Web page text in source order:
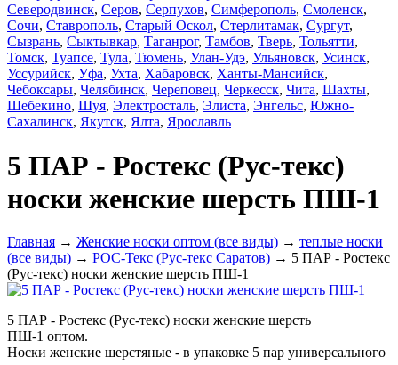
Северодвинск, Серов, Серпухов, Симферополь, Смоленск,
Сочи, Ставрополь, Старый Оскол, Стерлитамак, Сургут,
Сызрань, Сыктывкар, Таганрог, Тамбов, Тверь, Тольятти,
Томск, Туапсе, Тула, Тюмень, Улан-Удэ, Ульяновск, Усинск,
Уссурийск, Уфа, Ухта, Хабаровск, Ханты-Мансийск,
Чебоксары, Челябинск, Череповец, Черкесск, Чита, Шахты,
Шебекино, Шуя, Электросталь, Элиста, Энгельс, Южно-
Сахалинск, Якутск, Ялта, Ярославль
5 ПАР - Ростекс (Рус-текс)
носки женские шерсть ПШ-1
Главная → Женские носки оптом (все виды) → теплые носки
(все виды) → РОС-Текс (Рус-текс Саратов) → 5 ПАР - Ростекс
(Рус-текс) носки женские шерсть ПШ-1
5 ПАР - Ростекс (Рус-текс) носки женские шерсть
ПШ-1 оптом.
Носки женские шерстяные - в упаковке 5 пар универсального